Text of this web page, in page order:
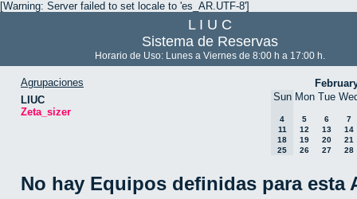
[Warning: Server failed to set locale to 'es_AR.UTF-8']
L I U C
Sistema de Reservas
Horario de Uso: Lunes a Viernes de 8:00 h a 17:00 h.
Agrupaciones
LIUC
Zeta_sizer
Sun Mon Tue
4 5 6
7
11
12 13
14
18
19 20
21
25
26 27 28
No hay Equipos definidas para esta